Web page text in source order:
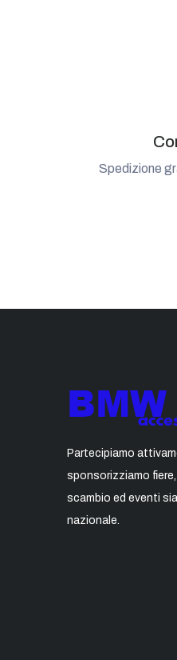
Spedizione
Partecipiamo
sponsorizziamo
scambio ed eventi
nazionale.